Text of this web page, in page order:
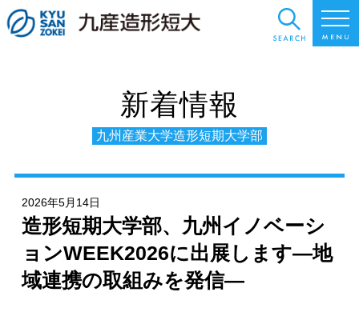
新着情報
九州産業大学造形短期大学部
2026年5月14日
造形短期大学部、九州イノベーシ
ョンWEEK2026に出展します—地
域連携の取組みを発信—